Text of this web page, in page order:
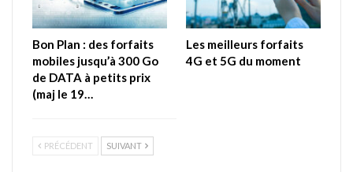
Bon Plan : des forfaits
mobiles jusqu’à 300 Go
de DATA à petits prix
(maj le 19…
Les meilleurs forfaits
4G et 5G du moment
PRÉCÉDENT SUIVANT